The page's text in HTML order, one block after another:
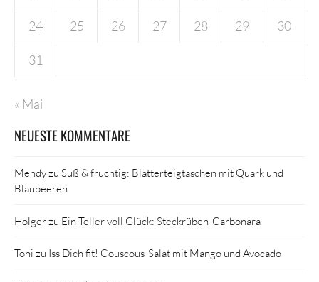
24 25 26 27 28 29 30
31
« Mai
NEUESTE KOMMENTARE
Mendyzu Süß & fruchtig: Blätterteigtaschen mit Quark und
Blaubeeren
Holgerzu Ein Teller voll Glück: Steckrüben-Carbonara
Toni zu Iss Dich fit! Couscous-Salat mit Mango und Avocado